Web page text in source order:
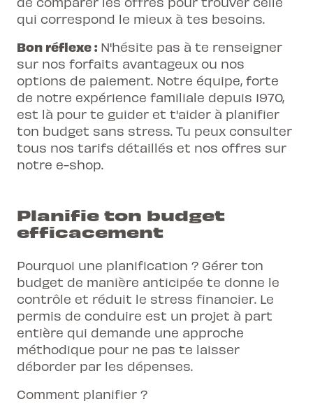
qui correspond le mieux à tes besoins.
Bon réflexe : N'hésite pas à te renseigner
sur nos forfaits avantageux ou nos
options de paiement. Notre équipe, forte
de notre expérience familiale depuis 1970,
est là pour te guider et t'aider à planifier
ton budget sans stress. Tu peux consulter
tous nos tarifs détaillés et nos offres sur
notre e-shop.
Planifie ton budget
efficacement
Pourquoi une planification ? Gérer ton
budget de manière anticipée te donne le
contrôle et réduit le stress financier. Le
permis de conduire est un projet à part
entière qui demande une approche
méthodique pour ne pas te laisser
déborder par les dépenses.
Comment planifier ?